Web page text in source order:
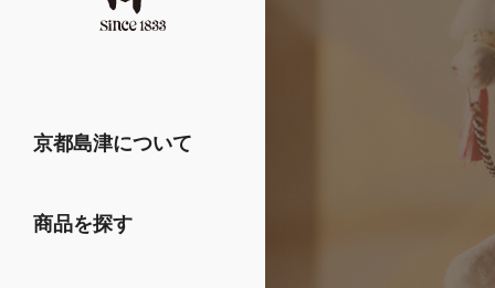
京都島津について
商品を探す